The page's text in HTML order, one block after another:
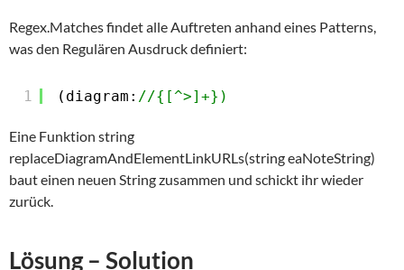
Regex.Matches findet alle Auftreten anhand eines Patterns,
was den Regulären Ausdruck definiert:
1 (diagram: //{[^>]+})
Eine Funktion string
replaceDiagramAndElementLinkURLs(string eaNoteString)
baut einen neuen String zusammen und schickt ihr wieder
zurück.
Lösung – Solution